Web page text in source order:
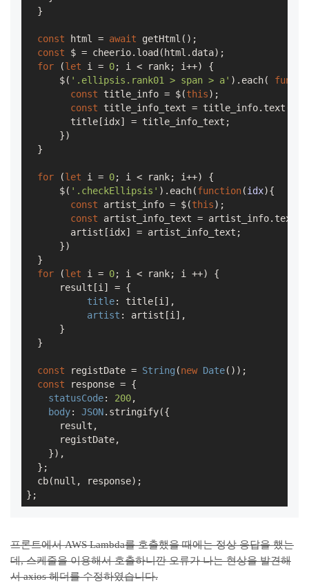
  }
const html = await getHtml();
const $ = cheerio.load(html.data);
for (let i = 0; i < rank; i++) {
      $(
'.ellipsis.rank01 > span > a' ).each(
const title_info = $(this);
const title_info_text = title_info.text();
        title[idx] = title_info_text;
      })
  }
for (let i = 0; i < rank; i++) {
      $(
'.checkEllipsis' ).each(function(idx){
const artist_info = $(this);
const artist_info_text =
        artist[idx] = artist_info_text;
      })
  }
for (let i = 0; i < rank; i ++) {
      result[i] = {
title: title[i],
artist : artist[i],
      }
  }
const registDate = String (new Date());
const response = {
statusCode: 200,
body: JSON.stringify({
      result,
      registDate,
    }),
  };
  cb(
null , response);
프론트에서 AWS Lambda를 호출했을 때에는 정상 응답을 했는
데, 스케줄을 이용해서 호출하니깐 오류가 나는 현상을 발견해
서 axios 헤더를 수정하였습니다.